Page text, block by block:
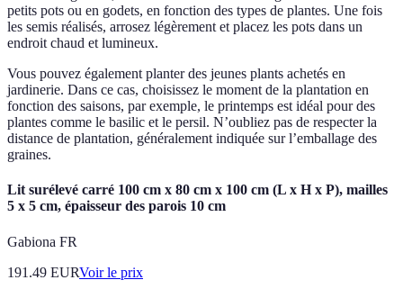
petits pots ou en godets, en fonction des types de plantes. Une fois
les semis réalisés, arrosez légèrement et placez les pots dans un
endroit chaud et lumineux.
Vous pouvez également planter des jeunes plants achetés en
jardinerie. Dans ce cas, choisissez le moment de la plantation en
fonction des saisons, par exemple, le printemps est idéal pour des
plantes comme le basilic et le persil. N’oubliez pas de respecter la
distance de plantation, généralement indiquée sur l’emballage des
graines.
Lit surélevé carré 100 cm x 80 cm x 100 cm (L x H x P), mailles
5 x 5 cm, épaisseur des parois 10 cm
Gabiona FR
191.49 EURVoir le prix